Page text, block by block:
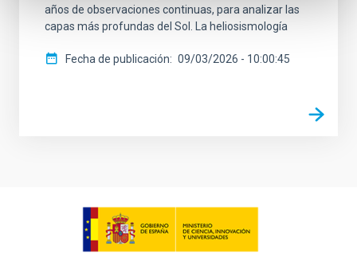
años de observaciones continuas, para analizar las
capas más profundas del Sol. La heliosismología
Fecha de publicación 09/03/2026 - 10:00:45